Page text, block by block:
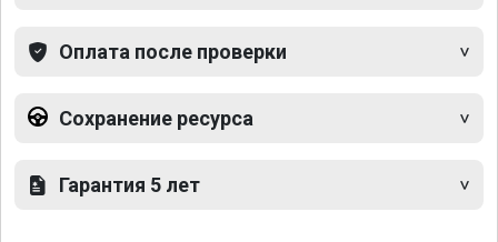
Оплата после проверки
Сохранение ресурса
Гарантия 5 лет